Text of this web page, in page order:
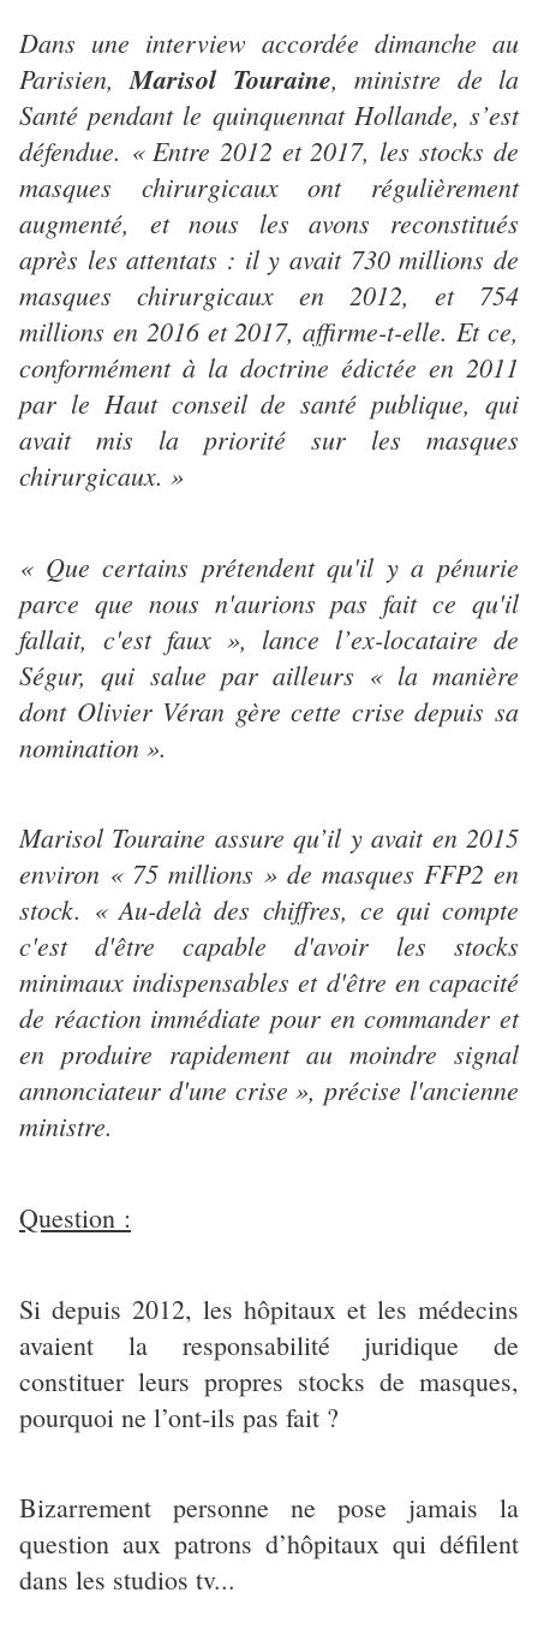
Dans une interview accordée dimanche au
Parisien,Marisol Touraine, ministre de la
Santé pendant le quinquennat Hollande, s’est
défendue. « Entre 2012 et 2017, les stocks de
masques chirurgicaux ont régulièrement
augmenté, et nous les avons reconstitués
après les attentats : il y avait 730 millions de
masques chirurgicaux en 2012, et 754
millions en 2016 et 2017, affirme-t-elle. Et ce,
conformément à la doctrine édictée en 2011
par le Haut conseil de santé publique, qui
avait mis la priorité sur les masques
chirurgicaux. »
« Que certains prétendent qu'il y a pénurie
parce que nous n'aurions pas fait ce qu'il
fallait, c'est faux », lance l’ex-locataire de
Ségur, qui salue par ailleurs « la manière
dont Olivier Véran gère cette crise depuis sa
nomination ».
Marisol Touraine assure qu’il y avait en 2015
environ « 75 millions » de masques FFP2 en
stock. « Au-delà des chiffres, ce qui compte
c'est d'être capable d'avoir les stocks
minimaux indispensables et d'être en capacité
de réaction immédiate pour en commander et
en produire rapidement au moindre signal
annonciateur d'une crise », précise l'ancienne
ministre.
Question :
Si depuis 2012, les hôpitaux et les médecins
avaient la responsabilité juridique de
constituer leurs propres stocks de masques,
pourquoi ne l’ont-ils pas fait ?
Bizarrement personne ne pose jamais la
question aux patrons d’hôpitaux qui défilent
dans les studios tv...